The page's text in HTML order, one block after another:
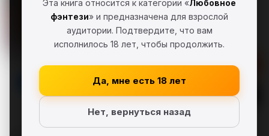
Эта книга относится к категории «Любовное
фэнтези» и предназначена для взрослой
аудитории. Подтвердите, что вам
исполнилось 18 лет, чтобы продолжить.
Да, мне есть 18 лет
Нет, вернуться назад
Серия: Выдержано временем (#1)
Скачать FB2
Читать
В библиотеку